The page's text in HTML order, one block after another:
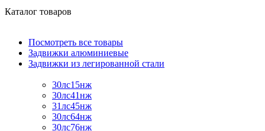
Каталог товаров
Посмотреть все товары
Задвижки алюминиевые
Задвижки из легированной стали
30лс15нж
30лс41нж
31лс45нж
30лс64нж
30лс76нж